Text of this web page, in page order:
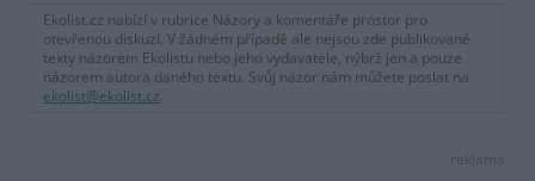
Ekolist.cz nabízí v rubrice Názory a komentáře prostor pro
otevřenou diskuzi. V žádném případě ale nejsou zde publikované
texty názorem Ekolistu nebo jeho vydavatele, nýbrž jen a pouze
názorem autora daného textu. Svůj názor nám můžete poslat na
ekolist@ekolist.cz.
reklama